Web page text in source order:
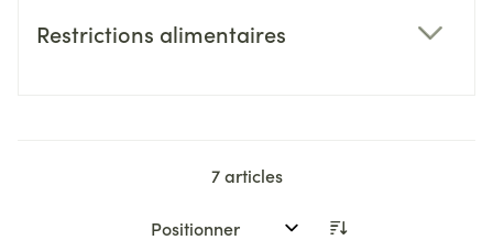
Restrictions alimentaires
7articles
Trier par: